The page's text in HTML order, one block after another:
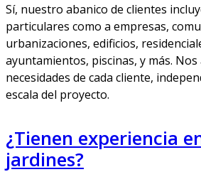
Sí, nuestro abanico de clientes
particulares como a empresas,
urbanizaciones, edificios,
ayuntamientos, piscinas, y más.
necesidades de cada cliente,
escala del proyecto.
¿Tienen experiencia
jardines?